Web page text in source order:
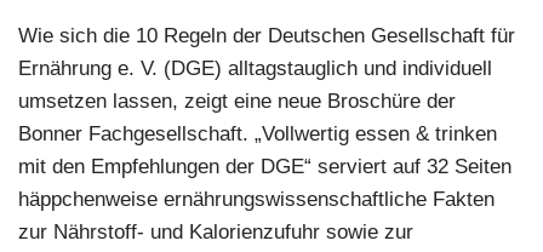
Wie sich die 10 Regeln der Deutschen Gesellschaft für
Ernährung e. V. (DGE) alltagstauglich und individuell
umsetzen lassen, zeigt eine neue Broschüre der
Bonner Fachgesellschaft. „Vollwertig essen & trinken
mit den Empfehlungen der DGE“ serviert auf 32 Seiten
häppchenweise ernährungswissenschaftliche Fakten
zur Nährstoff- und Kalorienzufuhr sowie zur